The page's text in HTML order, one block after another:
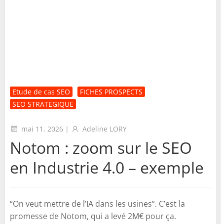
Etude de cas SEO
FICHES PROSPECTS
SEO STRATEGIQUE
mai 11, 2026 | Adeline LORY
Notom : zoom sur le SEO
en Industrie 4.0 – exemple
“On veut mettre de l’IA dans les usines”. C’est la
promesse de Notom, qui a levé 2M€ pour ça.